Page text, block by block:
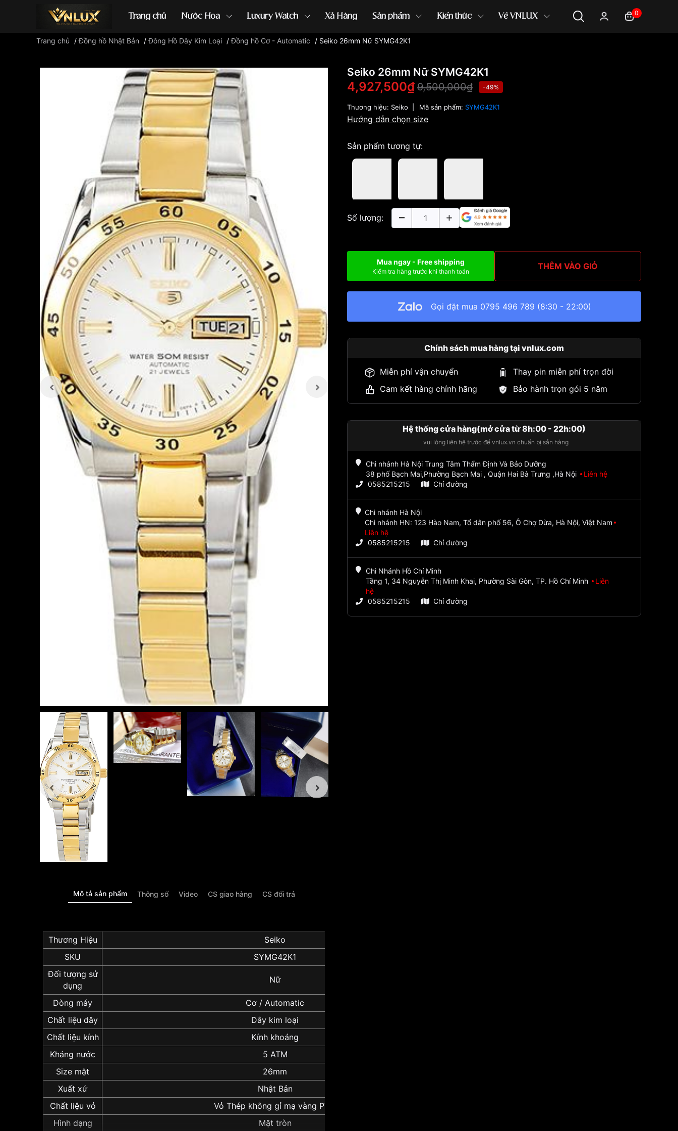
Trang chủ Nước Hoa Luxury Watch Xả Hàng Sản phẩm Kiến thức Về VNLUX 0
Đồng hồ casio đồng hồ G-Shock đồng hồ Orient ...
Trang chủ /Đồng hồ Nhật Bản /Đông Hồ Dây Kim Loại /Đồng hồ Cơ - Automatic / Seiko 26mm Nữ SYMG42K1
Mô tả sản phẩm Thông số Video CS giao hàng CS đổi trả
Thương Hiệu
Seiko
SKU
SYMG42K1
Đối tượng sử
dụng
Nữ
Dòng máy
Cơ / Automatic
Chất liệu dây
Dây kim loại
Chất liệu kính
Kính khoáng
Kháng nước
5 ATM
Size mặt
26mm
Xuất xứ
Nhật Bản
Chất liệu vỏ
Vỏ Thép không gỉ mạ vàng PVD
Hình dạng
Mặt tròn
Seiko 26mm Nữ SYMG42K1
4,927,500₫ 9,500,000₫ -49%
Thương hiệu: Seiko Mã sản phẩm: SYMG42K1
Hướng dẫn chọn size
Sản phẩm tương tự:
Số lượng:
Mua ngay - Free shipping
Kiểm tra hàng trước khi thanh toán THÊM VÀO GIỎ
Gọi đặt mua 0795 496 789 (8:30 - 22:00)
Chính sách mua hàng tại vnlux.com
Miễn phí vận chuyển
Thay pin miễn phí trọn đời
Cam kết hàng chính hãng
Bảo hành trọn gói 5 năm
Hệ thống cửa hàng(mở cửa từ 8h:00 - 22h:00)
vui lòng liên hệ trước để vnlux.vn chuẩn bị sẵn hàng
Chi nhánh Hà Nội Trung Tâm Thẩm Định Và Bảo Dưỡng
38 phố Bạch Mai,Phường Bạch Mai , Quận Hai Bà Trưng ,Hà Nội
Liên hệ
0585215215
Chỉ đường
Chi nhánh Hà Nội
Chi nhánh HN: 123 Hào Nam, Tổ dân phố 56, Ô Chợ Dừa, Hà Nội, Việt Nam
Liên hệ
0585215215
Chỉ đường
Chi Nhánh Hồ Chí Minh
Tầng 1, 34 Nguyễn Thị Minh Khai, Phường Sài Gòn, TP. Hồ Chí Minh
Liên
hệ
0585215215
Chỉ đường